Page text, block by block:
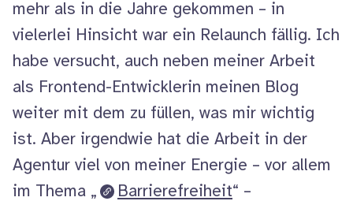
mehr als in die Jahre gekommen – in
vielerlei Hinsicht war ein Relaunch fällig. Ich
habe versucht, auch neben meiner Arbeit
als Frontend-Entwicklerin meinen Blog
weiter mit dem zu füllen, was mir wichtig
ist. Aber irgendwie hat die Arbeit in der
Agentur viel von meiner Energie – vor allem
im Thema „
Barrierefreiheit“ –